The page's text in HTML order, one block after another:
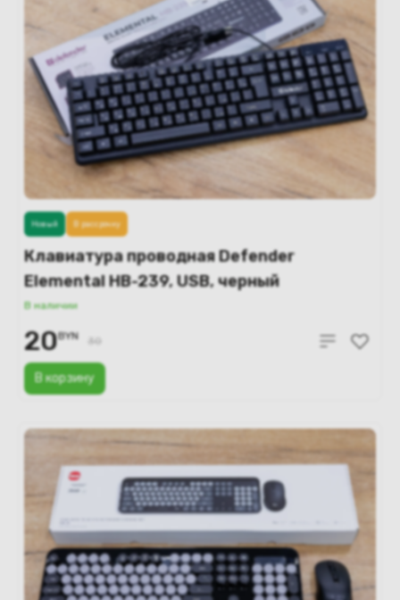
Клавиатура проводная Defender
Elemental HB-239, USB, черный
В наличии
В корзину
Новый В рассрочку
20BYN 30